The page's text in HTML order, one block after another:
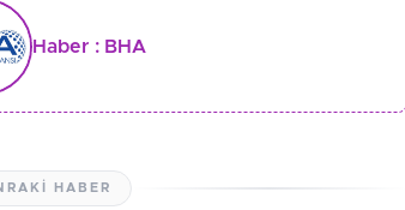
Haber : BHA
HABER